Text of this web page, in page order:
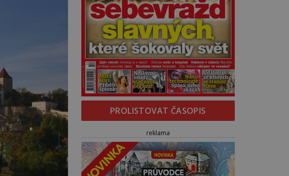
PROLISTOVAT ČASOPIS
reklama